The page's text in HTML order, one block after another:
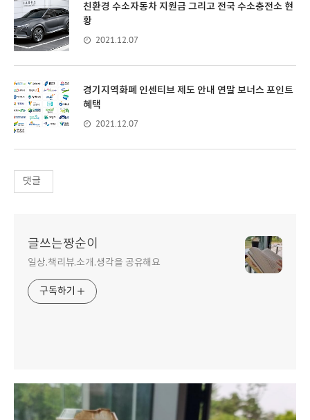
친환경 수소자동차 지원금 그리고 전국 수소충전소 현
황
2021.12.07
경기지역화폐 인센티브 제도 안내 연말 보너스 포인트
혜택
2021.12.07
댓글
글쓰는짱순이
일상.책리뷰.소개.생각을 공유해요
구독하기